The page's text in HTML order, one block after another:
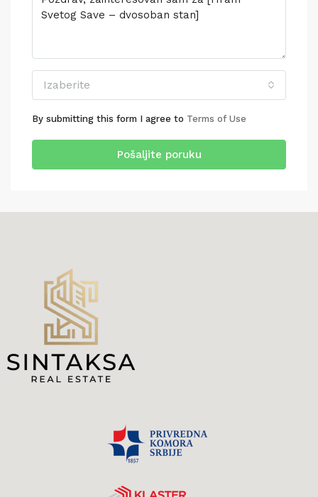
Izaberite
By submitting this form I agree to Terms of Use
Pošaljite poruku